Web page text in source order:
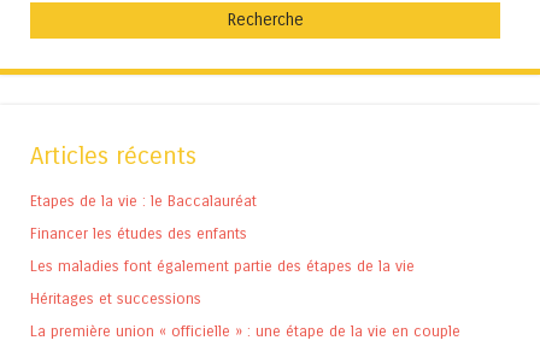
Articles récents
Etapes de la vie : le Baccalauréat
Financer les études des enfants
Les maladies font également partie des étapes de la vie
Héritages et successions
La première union « officielle » : une étape de la vie en couple